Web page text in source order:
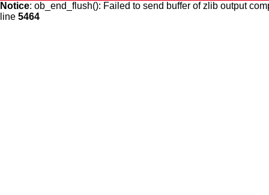
Notice: ob_end_flush(): Failed to send buffer of zlib output
line 5464